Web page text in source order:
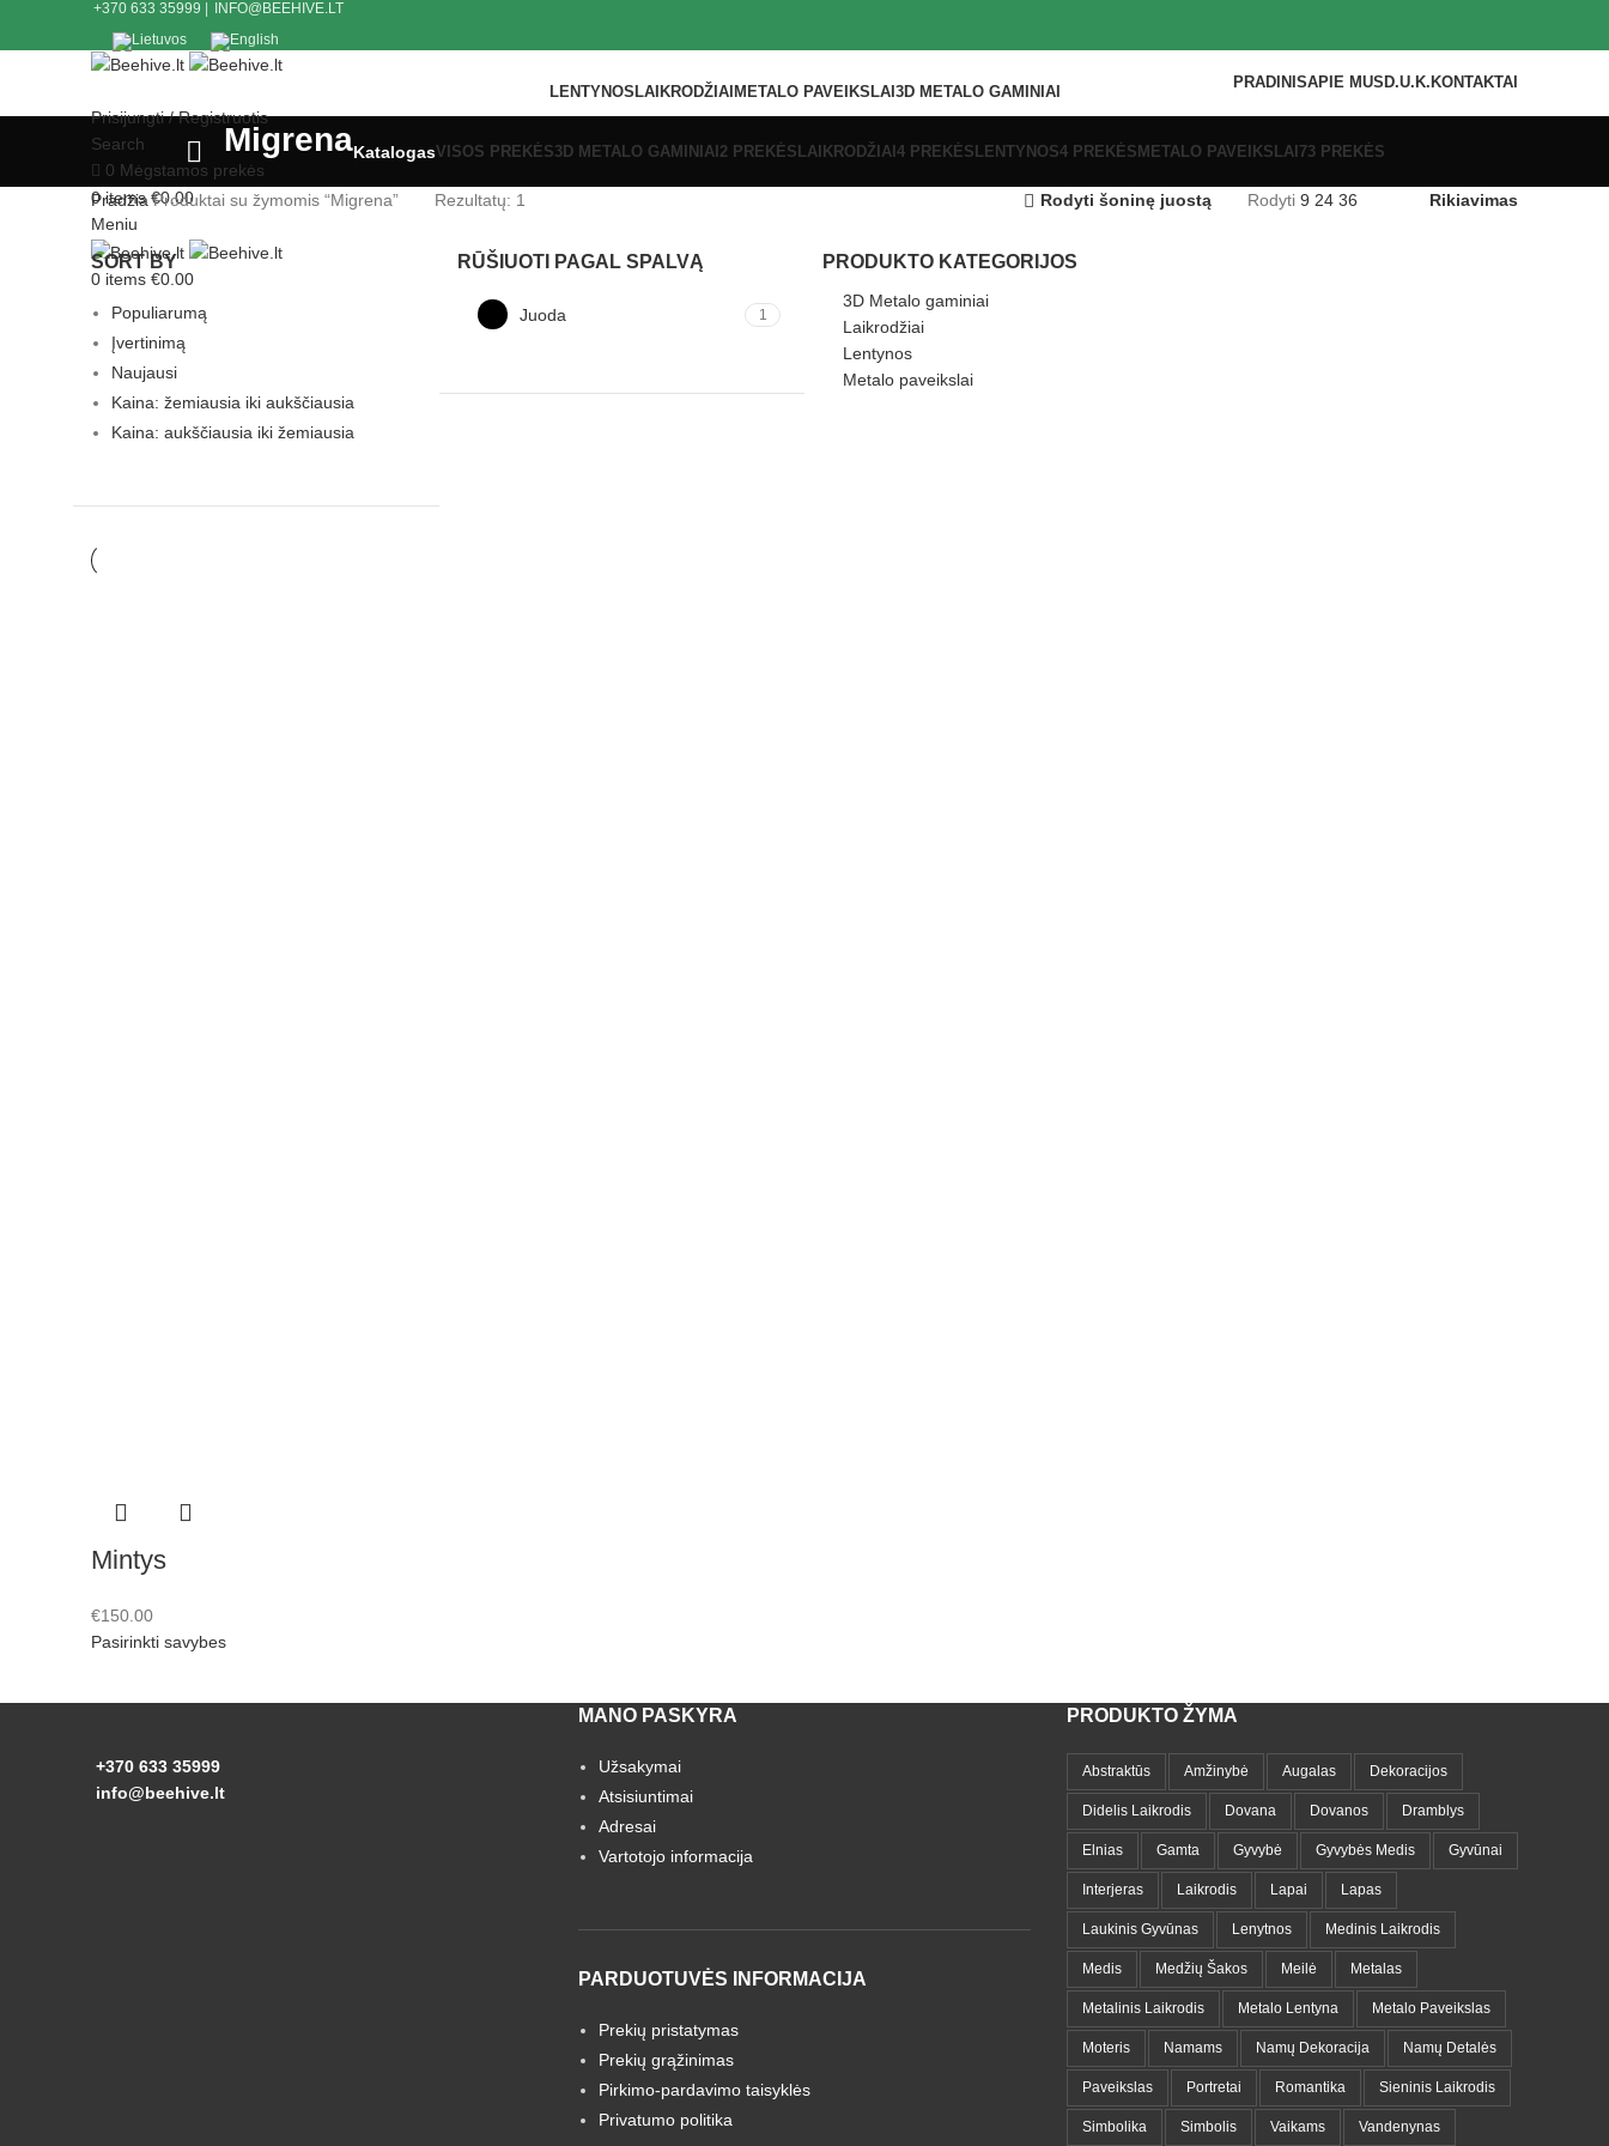
+370 633 35999 INFO@BEEHIVE.LT
PRADINISAPIE MUS D.U.K. KONTAKTAI
LENTYNOS LAIKRODŽIAI METALO PAVEIKSLAI 3D METALO GAMINIAI
Prisijungti / Registruotis
Search
0 Mėgstamos prekės
0items €0.00
Meniu
0 items €0.00
MigrenaKatalogasVISOS PREKĖS3D METALO GAMINIAI 2 PREKĖS LAIKRODŽIAI 4 PREKĖS LENTYNOS4 PREKĖS METALO PAVEIKSLAI 73 PREKĖS
PradžiaProduktai su žymomis “Migrena” Rezultatų: 1 Rodyti šoninę juostą Rodyti 9 24 36 Rikiavimas
SORT BY
Populiarumą
Įvertinimą
Naujausi
Kaina: žemiausia iki aukščiausia
Kaina: aukščiausia iki žemiausia
RŪŠIUOTI PAGAL SPALVĄ
Juoda 1
PRODUKTO KATEGORIJOS
3D Metalo gaminiai
Laikrodžiai
Lentynos
Metalo paveikslai
Mintys
€150.00
Pasirinkti savybes
+370 633 35999
info@beehive.lt
MANO PASKYRA
Užsakymai
Atsisiuntimai
Adresai
Vartotojo informacija
PARDUOTUVĖS INFORMACIJA
Prekių pristatymas
Prekių grąžinimas
Pirkimo-pardavimo taisyklės
Privatumo politika
PRODUKTO ŽYMA
Abstraktūs Amžinybė Augalas Dekoracijos
Didelis Laikrodis Dovana Dovanos Dramblys
Elnias Gamta Gyvybė Gyvybės Medis Gyvūnai
Interjeras Laikrodis Lapai Lapas
Laukinis Gyvūnas Lenytnos Medinis Laikrodis
Medis Medžių Šakos Meilė Metalas
Metalinis Laikrodis Metalo Lentyna Metalo Paveikslas
Moteris Namams Namų Dekoracija Namų Detalės
Paveikslas Portretai Romantika Sieninis Laikrodis
Simbolika Simbolis Vaikams Vandenynas